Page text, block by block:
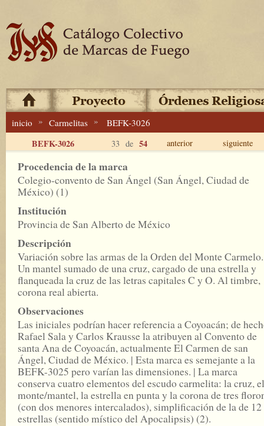
inicio » Carmelitas » BEFK-3026
BEFK-3026 33 de 54 anterior siguiente
Procedencia de la marca
Colegio-convento de San Ángel (San Ángel, Ciudad de
México) (1)
Institución
Provincia de San Alberto de México
Descripción
Variación sobre las armas de la Orden del Monte Carmelo.
Un mantel sumado de una cruz, cargado de una estrella y
flanqueada la cruz de las letras capitales C y O. Al timbre,
corona real abierta.
Observaciones
Las iniciales podrían hacer referencia a Coyoacán; de
Rafael Sala y Carlos Krausse la atribuyen al Convento de
santa Ana de Coyoacán, actualmente El Carmen de san
Ángel, Ciudad de México. | Esta marca es semejante a la
BEFK-3025 pero varían las dimensiones. | La marca
conserva cuatro elementos del escudo carmelita: la cruz, el
monte/mantel, la estrella en punta y la corona de tres
(con dos menores intercalados), simplificación de la de 12
estrellas (sentido místico del Apocalipsis) (2).